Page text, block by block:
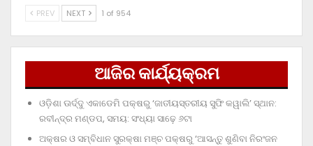
PREV NEXT 1 of 954
ଆଜିର କାର୍ଯ୍ୟକ୍ରମ
ଓଡ଼ିଶା ଊର୍ଦ୍ଦୁ ଏକାଡେମି ପକ୍ଷରୁ ‘ଜାତୀୟସ୍ତରୀୟ ସୁଫି କୱାଲି’ ସ୍ଥାନ:
ରବୀନ୍ଦ୍ର ମଣ୍ଡପ, ସମୟ: ସଂଧ୍ୟା ସାଢ଼େ ୬ଟା
ଅକ୍ଷର ଓ ସମ୍ବିଧାନ ସୁରକ୍ଷା ମଞ୍ଚ ପକ୍ଷରୁ ‘ଆସନ୍ତୁ ଶୁଣିବା ନିରଂଜନ